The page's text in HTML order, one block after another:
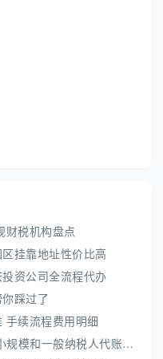
财税机构盘点
挂靠地址性价比高
资公司全流程代办
踩过了
手续流程费用明细
6.代理记账公司收费标准2026：小规模和一般纳税人代账费解析